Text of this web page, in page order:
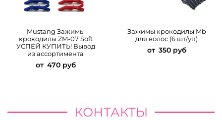
Mustang Зажимы
крокодилы ZM-07 Soft
УСПЕЙ КУПИТЬ! Вывод
из ассортимента
от 470 руб
Зажимы крокодилы Mb
для волос (6 шт/уп)
от 350 руб
КОНТАКТЫ